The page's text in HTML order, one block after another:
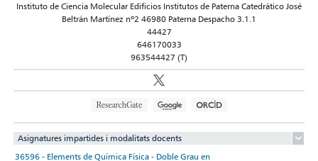
Instituto de Ciencia Molecular Edificios Institutos de Paterna Catedrático José
Beltrán Martínez nº2 46980 Paterna Despacho 3.1.1
44427
646170033
963544427 (T)
Asignatures impartides i modalitats docents
36596 - Elements de Química Física - Doble Grau en